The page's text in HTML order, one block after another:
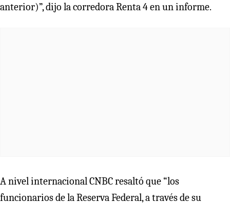
anterior)”, dijo la corredora Renta 4 en un informe.
A nivel internacional CNBC resaltó que “los
funcionarios de la Reserva Federal, a través de su